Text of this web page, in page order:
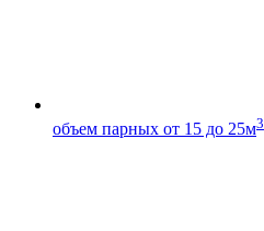
объем парных от 15 до 25м3